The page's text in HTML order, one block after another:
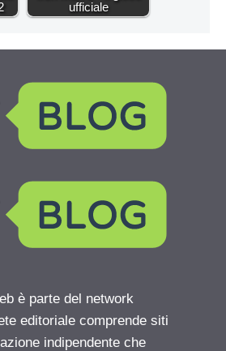
ufficiale
è parte del network
editoriale comprende siti
indipendente che